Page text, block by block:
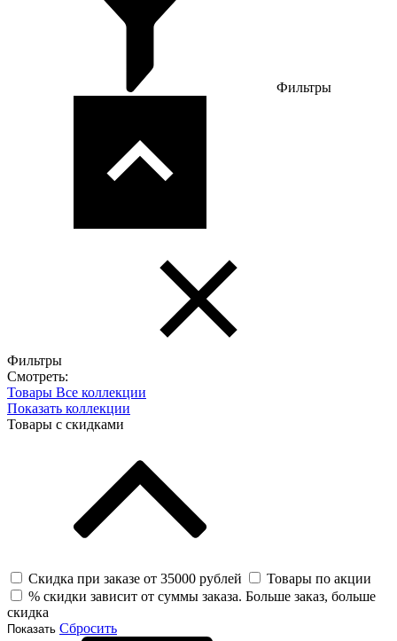
Фильтры
Фильтры
Смотреть:
Товары Все коллекции
Показать коллекции
Товары с скидками
Скидка при заказе от 35000 рублей
Товары по акции
% скидки зависит от суммы заказа. Больше заказ, больше
скидка
Показать Сбросить